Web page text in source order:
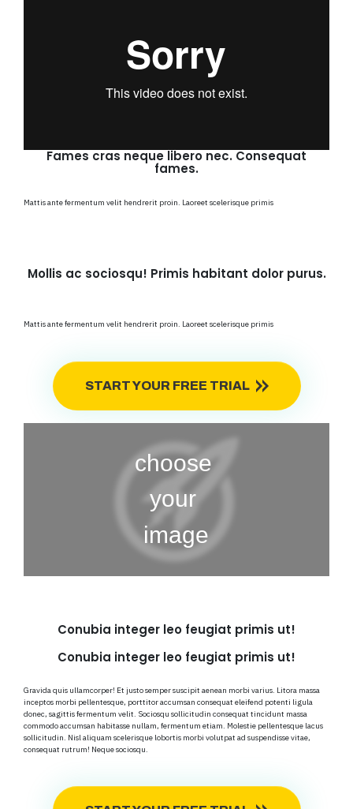
Fames cras neque libero nec. Consequat
fames.
Mattis ante fermentum velit hendrerit proin. Laoreet scelerisque primis
Mollis ac sociosqu! Primis habitant dolor purus.
Mattis ante fermentum velit hendrerit proin. Laoreet scelerisque primis
START YOUR FREE TRIAL
Conubia integer leo feugiat primis ut!
Conubia integer leo feugiat primis ut!
Gravida quis ullamcorper! Et justo semper suscipit aenean morbi varius. Litora massa
inceptos morbi pellentesque, porttitor accumsan consequat eleifend potenti ligula
donec, sagittis fermentum velit. Sociosqu sollicitudin consequat tincidunt massa
commodo accumsan habitasse nullam, fermentum etiam. Molestie pellentesque lacus
sollicitudin. Nisl aliquam scelerisque lobortis morbi volutpat ad suspendisse vitae,
consequat rutrum! Neque sociosqu.